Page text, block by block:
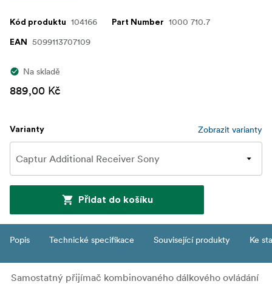
Kód produktu 104166 Part Number 1000 710.7
EAN 5099113707109
Na skladě
889,00 Kč
Varianty Zobrazit varianty
Přidat do košíku
Popis Technické specifikace Související produkty Ke
Samostatný přijímač kombinovaného dálkového ovládání